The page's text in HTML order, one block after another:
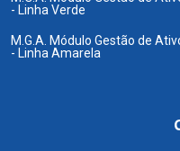
- Linha Verde
M.G.A. Módulo Gestão de
- Linha Amarela